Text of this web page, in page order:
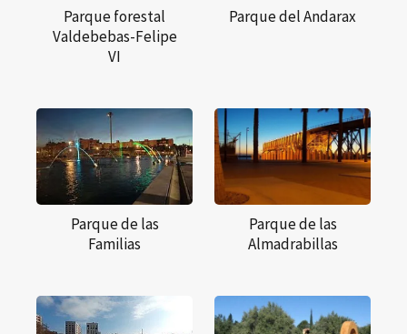
Parque forestal
Valdebebas-Felipe
VI
Parque del Andarax
Parque de las
Familias
Parque de las
Almadrabillas